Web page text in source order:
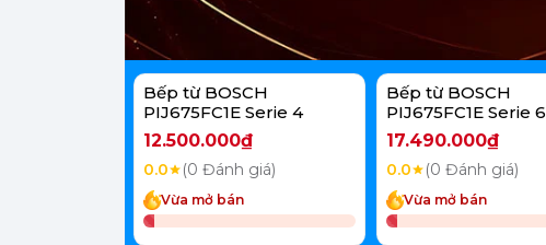
Bếp từ BOSCH
PIJ675FC1E Serie 4
12.500.000₫
0.0 (0 Đánh giá)
Vừa mở bán
Bếp từ BOSCH
PIJ675FC1E Serie 6
17.490.000₫
0.0 (0 Đánh giá)
Vừa mở bán